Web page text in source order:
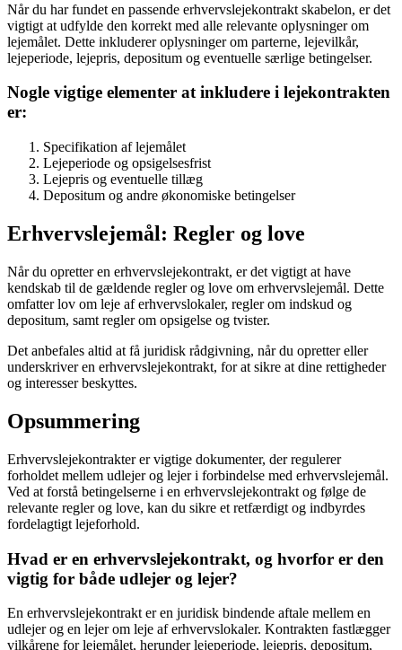
Når du har fundet en passende erhvervslejekontrakt skabelon, er det
vigtigt at udfylde den korrekt med alle relevante oplysninger om
lejemålet. Dette inkluderer oplysninger om parterne, lejevilkår,
lejeperiode, lejepris, depositum og eventuelle særlige betingelser.
Nogle vigtige elementer at inkludere i lejekontrakten
er:
Specifikation af lejemålet
Lejeperiode og opsigelsesfrist
Lejepris og eventuelle tillæg
Depositum og andre økonomiske betingelser
Erhvervslejemål: Regler og love
Når du opretter en erhvervslejekontrakt, er det vigtigt at have
kendskab til de gældende regler og love om erhvervslejemål. Dette
omfatter lov om leje af erhvervslokaler, regler om indskud og
depositum, samt regler om opsigelse og tvister.
Det anbefales altid at få juridisk rådgivning, når du opretter eller
underskriver en erhvervslejekontrakt, for at sikre at dine rettigheder
og interesser beskyttes.
Opsummering
Erhvervslejekontrakter er vigtige dokumenter, der regulerer
forholdet mellem udlejer og lejer i forbindelse med erhvervslejemål.
Ved at forstå betingelserne i en erhvervslejekontrakt og følge de
relevante regler og love, kan du sikre et retfærdigt og indbyrdes
fordelagtigt lejeforhold.
Hvad er en erhvervslejekontrakt, og hvorfor er den
vigtig for både udlejer og lejer?
En erhvervslejekontrakt er en juridisk bindende aftale mellem en
udlejer og en lejer om leje af erhvervslokaler. Kontrakten fastlægger
vilkårene for lejemålet, herunder lejeperiode, lejepris, depositum,